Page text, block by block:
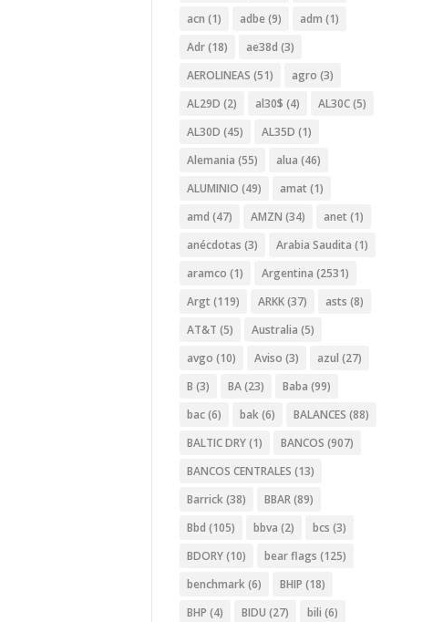
acn (1) adbe (9) adm (1)
Adr(18) ae38d (3)
AEROLINEAS (51) agro (3)
AL29D (2) al30$ (4) AL30C(5)
AL30D (45) AL35D (1)
Alemania (55) alua (46)
ALUMINIO (49) amat (1)
amd (47) AMZN (34) anet (1)
anécdotas (3) Arabia Saudita (1)
aramco (1) Argentina (2531)
Argt (119) ARKK(37) asts (8)
AT&T (5) Australia (5)
avgo (10) Aviso (3) azul (27)
B (3) BA(23) Baba (99)
bac(6) bak(6) BALANCES (88)
BALTIC DRY(1) BANCOS (907)
BANCOS CENTRALES (13)
Barrick(38) BBAR(89)
Bbd (105) bbva (2) bcs (3)
BDORY(10) bear flags (125)
benchmark(6) BHIP (18)
BHP (4) BIDU (27) bili (6)